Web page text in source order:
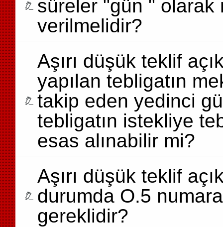
süreler "gün " olarak
verilmelidir?
Aşırı düşük teklif
yapılan tebligatın
takip eden yedinci
tebligatın istekliye
esas alınabilir mi?
Aşırı düşük teklif
durumda O.5
gereklidir?